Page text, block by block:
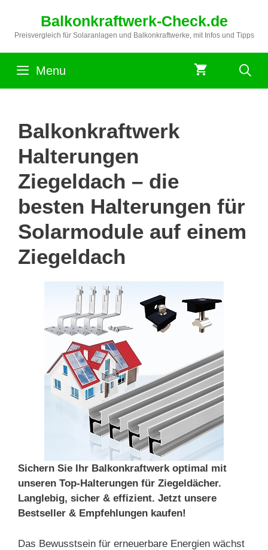
springen
Balkonkraftwerk-Check.de
Preisvergleich für Solaranlagen und Balkonkraftwerke, mit Infos und Tipps
Menu
Balkonkraftwerk
Halterungen
Ziegeldach – die
besten Halterungen für
Solarmodule auf einem
Ziegeldach
Sichern Sie Ihr Balkonkraftwerk optimal mit
unseren Top-Halterungen für Ziegeldächer.
Langlebig, sicher & effizient. Jetzt unsere
Bestseller & Empfehlungen kaufen!
Das Bewusstsein für erneuerbare Energien wächst